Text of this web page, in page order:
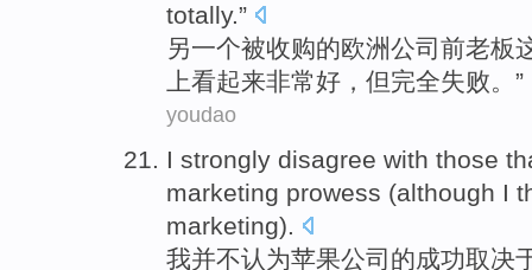
totally.”
另一个被收购的欧洲公司 前老板
上看起来非常好 ， 但完全失败。”
youdao
I strongly disagree with those
marketing prowess (although I
marketing).
我并不认为苹果公司的成功取决